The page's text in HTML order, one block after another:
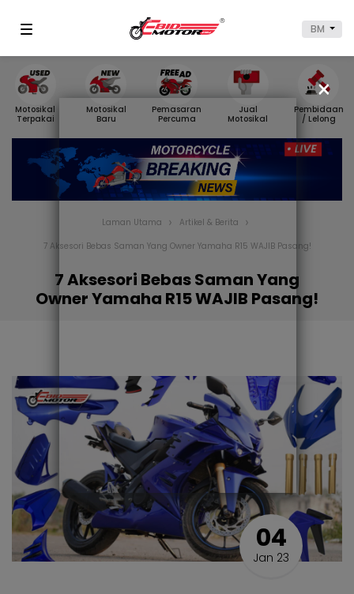
BM
Motosikal
Terpakai
Motosikal
Baru
Pemasaran
Percuma
Jual
Motosikal
Pembidaan
/ Lelong
Laman Utama
Artikel & Berita
7 Aksesori Bebas Saman Yang Owner Yamaha R15 WAJIB Pasang!
7 Aksesori Bebas Saman Yang
Owner Yamaha R15 WAJIB Pasang!
04
Jan 23
×